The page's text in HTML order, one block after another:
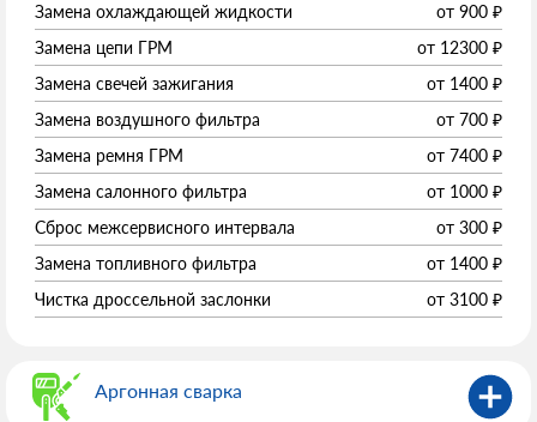
Замена охлаждающей жидкости
от 900 ₽
Замена цепи ГРМ
от 12300 ₽
Замена свечей зажигания
от 1400 ₽
Замена воздушного фильтра
от 700 ₽
Замена ремня ГРМ
от 7400 ₽
Замена салонного фильтра
от 1000 ₽
Сброс межсервисного интервала
от 300 ₽
Замена топливного фильтра
от 1400 ₽
Чистка дроссельной заслонки
от 3100 ₽
Аргонная сварка